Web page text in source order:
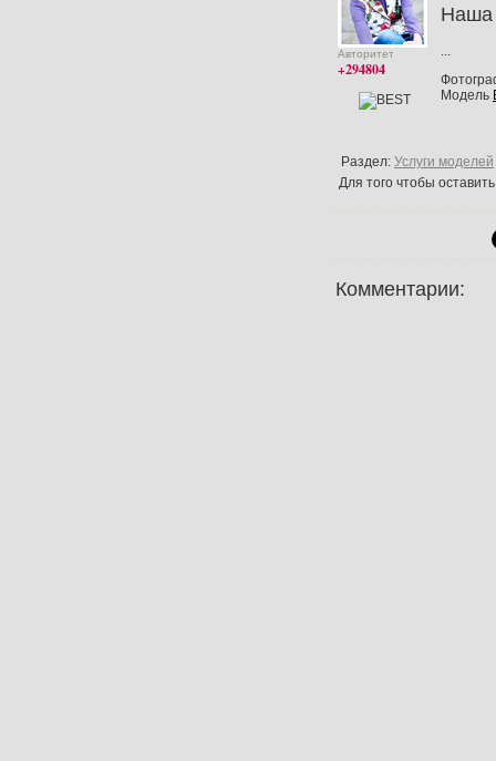
Авторитет
+294804
Наша
...
Модель
Раздел: Услуги моделей
Для того чтобы
Комментарии: